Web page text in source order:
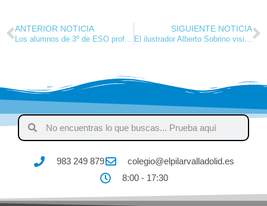
ANTERIOR NOTICIA
Los alumnos de 3º de ESO profundizan en la impresión 3D en el FabLab de la UVA
SIGUIENTE NOTICIA
El ilustrador Alberto Sobrino visita el Colegio Ntra. Sra. del Pilar
983 249 879
colegio@elpilarvalladolid.es
8:00 - 17:30